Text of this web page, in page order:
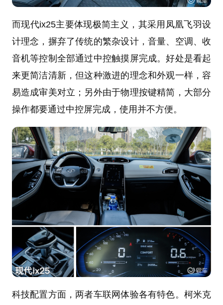
而现代ix25主要体现极简主义，其采用凤凰飞羽设
计理念，摒弃了传统的繁杂设计，音量、空调、收
音机等控制全部通过中控触摸屏完成。好处是看起
来更简洁清新，但这种激进的理念和外观一样，容
易造成审美对立；另外由于物理按键精简，大部分
操作都要通过中控屏完成，使用并不方便。
科技配置方面，两者车联网体验各有特色。柯米克